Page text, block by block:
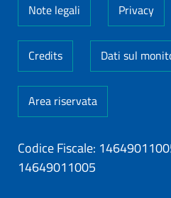
Note legali Privacy
Credits Dati sul
Area riservata
Codice Fiscale:
14649011005